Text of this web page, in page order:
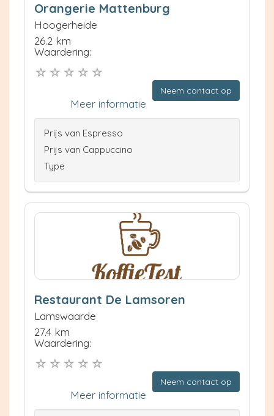
Orangerie Mattenburg
Hoogerheide
26.2 km
Waardering:
Neem contact op
Meer informatie
Prijs van Espresso
Prijs van Cappuccino
Type
Restaurant De Lamsoren
Lamswaarde
27.4 km
Waardering:
Neem contact op
Meer informatie